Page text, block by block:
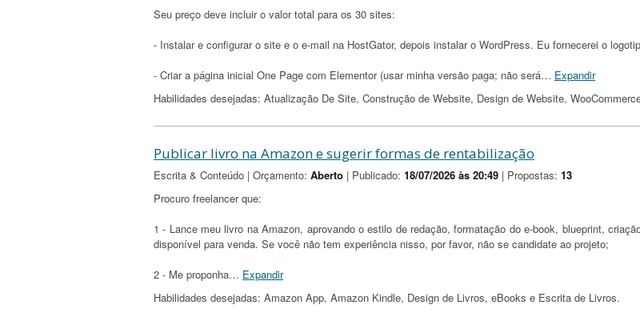
Seu preço deve incluir o valor total para os 30 sites:
- Instalar e configurar o site e o e-mail na HostGator, depois instalar o WordPress. Eu fornecerei o
- Criar a página inicial One Page com Elementor (usar minha versão paga; não será… Expandir
Habilidades desejadas: Atualização De Site, Construção de Website, Design de Website,
Publicar livro na Amazon e sugerir formas de rentabilização
Escrita & Conteúdo | Orçamento: Aberto | Publicado: 18/07/2026 às 20:49 | Propostas: 13
Procuro freelancer que:
1 - Lance meu livro na Amazon, aprovando o estilo de redação, formatação do e-book, blueprint,
disponível para venda. Se você não tem experiência nisso, por favor, não se candidate ao projeto;
2 - Me proponha… Expandir
Habilidades desejadas: Amazon App, Amazon Kindle, Design de Livros, eBooks e Escrita de Livros.